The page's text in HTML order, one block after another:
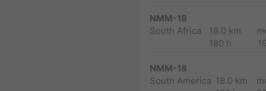
NMM-18
South Africa
18.0 km
180 h
NMM-18
South America 18.0 km